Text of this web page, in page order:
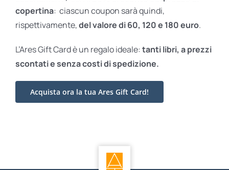
copertina: ciascun coupon sarà quindi,
rispettivamente,del valore di 60, 120 e 180 euro.
L’Ares Gift Card è un regalo ideale: tanti libri, a prezzi
scontati esenza costi di spedizione.
Acquista ora la tua Ares Gift Card!